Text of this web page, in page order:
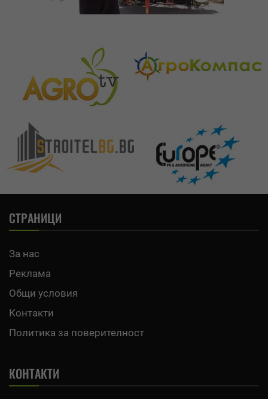
СТРАНИЦИ
За нас
Реклама
Общи условия
Контакти
Политика за поверителност
КОНТАКТИ